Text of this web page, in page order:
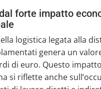
forte impatto
logistica legata alla
genera un
di euro. Questo
si riflette anche